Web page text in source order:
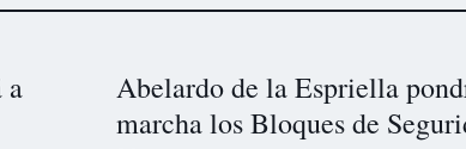
a
Abelardo de la Espriella
marcha los Bloques de